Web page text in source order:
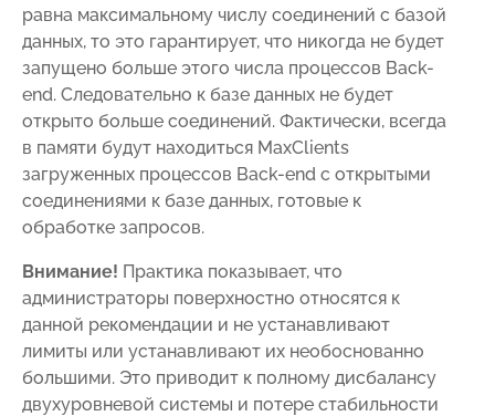
равна максимальному числу соединений с базой
данных, то это гарантирует, что никогда не будет
запущено больше этого числа процессов Back-
end. Следовательно к базе данных не будет
открыто больше соединений. Фактически, всегда
в памяти будут находиться MaxClients
загруженных процессов Back-end с открытыми
соединениями к базе данных, готовые к
обработке запросов.
Внимание! Практика показывает, что
администраторы поверхностно относятся к
данной рекомендации и не устанавливают
лимиты или устанавливают их необоснованно
большими. Это приводит к полному дисбалансу
двухуровневой системы и потере стабильности